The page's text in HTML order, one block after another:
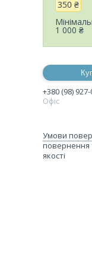
350 ₴
1 000 ₴
+380 (98) 927-
Офіс
повернення
якості